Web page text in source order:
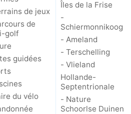
de jeux
de
golf
guidées
du vélo
Îles de la Frise
-
Schiermonnikoog
- Ameland
- Terschelling
- Vlieland
Hollande-
Septentrionale
- Nature
Schoorlse Duinen